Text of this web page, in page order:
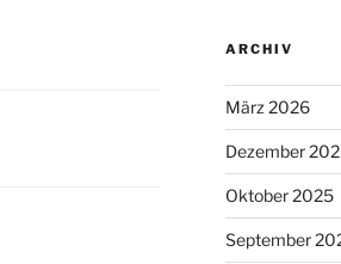
ARCHIV
März 2026
Dezember
Oktober 2025
September